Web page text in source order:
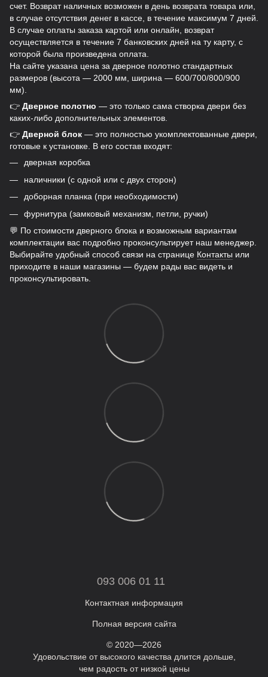
счет. Возврат наличных возможен в день возврата товара или,
в случае отсутствия денег в кассе, в течение максимум 7 дней.
В случае оплаты заказа картой или онлайн, возврат
осуществляется в течение 7 банковских дней на ту карту, с
которой была произведена оплата.
На сайте указана цена за дверное полотно стандартных
размеров (высота — 2000 мм, ширина — 600/700/800/900
мм).
👉 Дверное полотно — это только сама створка двери без
каких-либо дополнительных элементов.
👉 Дверной блок — это полностью укомплектованные двери,
готовые к установке. В его состав входят:
дверная коробка
наличники (с одной или с двух сторон)
доборная планка (при необходимости)
фурнитура (замковый механизм, петли, ручки)
💬 По стоимости дверного блока и возможным вариантам
комплектации вас подробно проконсультирует наш менеджер.
Выбирайте удобный способ связи на странице Контакты или
приходите в наши магазины — будем рады вас видеть и
проконсультировать.
093 006 01 11
Контактная информация
Полная версия сайта
© 2020—2026
Удовольствие от высокого качества длится дольше,
чем радость от низкой цены